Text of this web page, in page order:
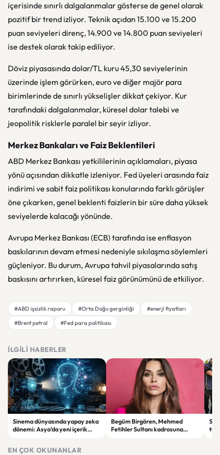
içerisinde sınırlı dalgalanmalar gösterse de genel olarak
pozitif bir trend izliyor. Teknik açıdan 15.100 ve 15.200
puan seviyeleri direnç, 14.900 ve 14.800 puan seviyeleri
ise destek olarak takip ediliyor.
Döviz piyasasında dolar/TL kuru 45,30 seviyelerinin
üzerinde işlem görürken, euro ve diğer majör para
birimlerinde de sınırlı yükselişler dikkat çekiyor. Kur
tarafındaki dalgalanmalar, küresel dolar talebi ve
jeopolitik risklerle paralel bir seyir izliyor.
Merkez Bankaları ve Faiz Beklentileri
ABD Merkez Bankası yetkililerinin açıklamaları, piyasa
yönü açısından dikkatle izleniyor. Fed üyeleri arasında faiz
indirimi ve sabit faiz politikası konularında farklı görüşler
öne çıkarken, genel beklenti faizlerin bir süre daha yüksek
seviyelerde kalacağı yönünde.
Avrupa Merkez Bankası (ECB) tarafında ise enflasyon
baskılarının devam etmesi nedeniyle sıkılaşma söylemleri
güçleniyor. Bu durum, Avrupa tahvil piyasalarında satış
baskısını artırırken, küresel faiz görünümünü de etkiliyor.
#ABD işsizlik raporu #Orta Doğu gerginliği
#enerji fiyatları
#Brent petrol
#Fed para politikası
İLGILI HABERLER
Sinema dünyasında yapay zeka
dönemi: Asya’da yeni içerik
Begüm Birgören, Mehmed
Fetihler Sultanı kadrosuna
EN ÇOK OKUNANLAR